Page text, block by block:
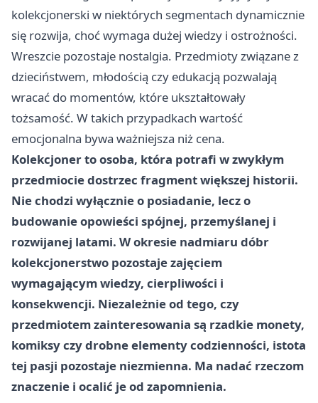
kolekcjonerski w niektórych segmentach dynamicznie
się rozwija, choć wymaga dużej wiedzy i ostrożności.
Wreszcie pozostaje nostalgia. Przedmioty związane z
dzieciństwem, młodością czy edukacją pozwalają
wracać do momentów, które ukształtowały
tożsamość. W takich przypadkach wartość
emocjonalna bywa ważniejsza niż cena.
Kolekcjoner to osoba, która potrafi w zwykłym
przedmiocie dostrzec fragment większej historii.
Nie chodzi wyłącznie o posiadanie, lecz o
budowanie opowieści spójnej, przemyślanej i
rozwijanej latami. W okresie nadmiaru dóbr
kolekcjonerstwo pozostaje zajęciem
wymagającym wiedzy, cierpliwości i
konsekwencji. Niezależnie od tego, czy
przedmiotem zainteresowania są rzadkie monety,
komiksy czy drobne elementy codzienności, istota
tej pasji pozostaje niezmienna. Ma nadać rzeczom
znaczenie i ocalić je od zapomnienia.